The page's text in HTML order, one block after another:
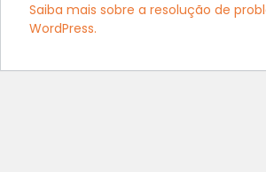
Saiba mais sobre a resolução de
WordPress.